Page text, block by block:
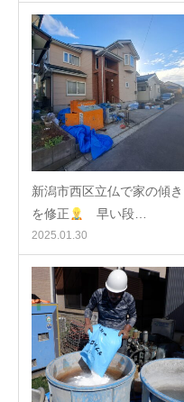
新潟市西区立仏で家の傾き
を修正
早い段…
2025.01.30